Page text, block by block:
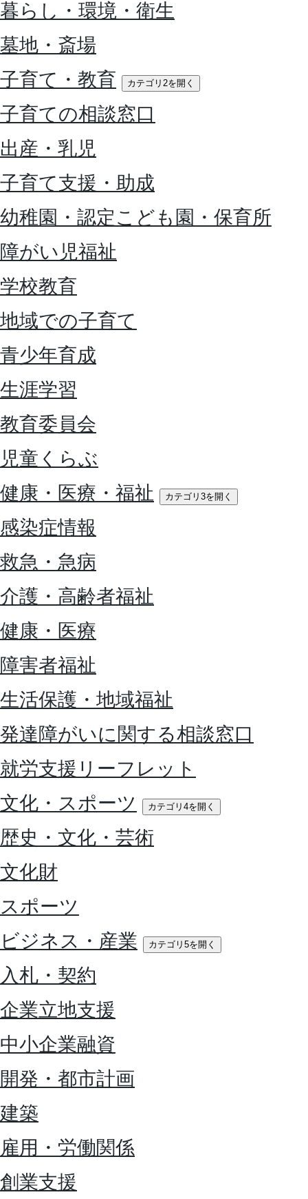
暮らし・環境・衛生
墓地・斎場
子育て・教育
カテゴリ2を開く
子育ての相談窓口
出産・乳児
子育て支援・助成
幼稚園・認定こども園・保育所
障がい児福祉
学校教育
地域での子育て
青少年育成
生涯学習
教育委員会
児童くらぶ
健康・医療・福祉
カテゴリ3を開く
感染症情報
救急・急病
介護・高齢者福祉
健康・医療
障害者福祉
生活保護・地域福祉
発達障がいに関する相談窓口
就労支援リーフレット
文化・スポーツ
カテゴリ4を開く
歴史・文化・芸術
文化財
スポーツ
ビジネス・産業
カテゴリ5を開く
入札・契約
企業立地支援
中小企業融資
開発・都市計画
建築
雇用・労働関係
創業支援